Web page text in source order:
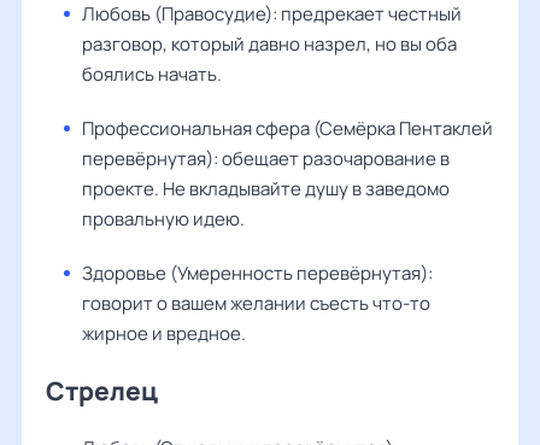
Любовь (Правосудие): предрекает честный
разговор, который давно назрел, но вы оба
боялись начать.
Профессиональная сфера (Семёрка Пентаклей
перевёрнутая): обещает разочарование в
проекте. Не вкладывайте душу в заведомо
провальную идею.
Здоровье (Умеренность перевёрнутая):
говорит о вашем желании съесть что-то
жирное и вредное.
Стрелец